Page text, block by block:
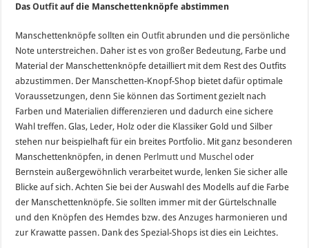
DasOutfit auf die Manschettenknöpfe abstimmen
Manschettenknöpfe sollten einOutfit abrunden und die persönliche
Note unterstreichen. Daher ist es von großer Bedeutung, Farbe und
Material der Manschettenknöpfe detailliert mit dem Rest des Outfits
abzustimmen. Der Manschetten-Knopf-Shop bietet dafür optimale
Voraussetzungen, denn Sie können das Sortiment gezielt nach
Farben und Materialien differenzieren und dadurch eine sichere
Wahl treffen. Glas, Leder, Holz oder die Klassiker Gold und Silber
stehen nur beispielhaft für ein breites Portfolio. Mit ganz besonderen
Manschettenknöpfen, in denen Perlmutt und Muschel oder
Bernstein außergewöhnlich verarbeitet wurde, lenken Sie sicher alle
Blicke auf sich. Achten Sie bei der Auswahl des Modells auf die Farbe
der Manschettenknöpfe. Sie sollten immer mit der Gürtelschnalle
und den Knöpfen des Hemdes bzw. des Anzuges harmonieren und
zur Krawatte passen. Dank des Spezial-Shops ist dies ein Leichtes.